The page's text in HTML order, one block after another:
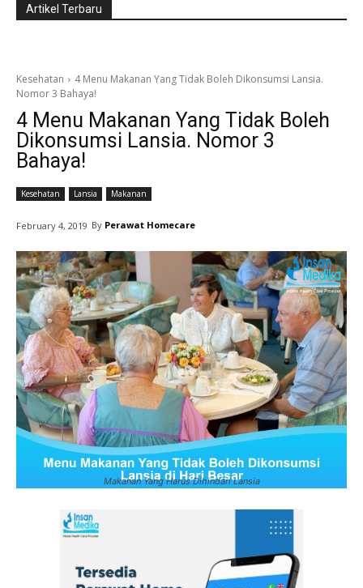
Artikel Terbaru